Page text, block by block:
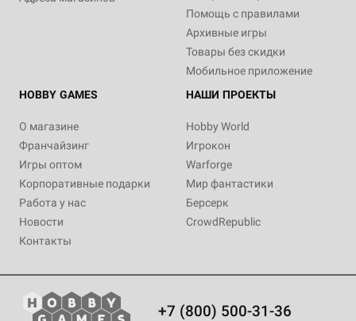
Помощь с правилами
Архивные игры
Товары без скидки
Мобильное приложение
HOBBY GAMES
О магазине
Франчайзинг
Игры оптом
Корпоративные подарки
Работа у нас
Новости
Контакты
НАШИ ПРОЕКТЫ
Hobby World
Игрокон
Warforge
Мир фантастики
Берсерк
CrowdRepublic
+7 (800) 500-31-36